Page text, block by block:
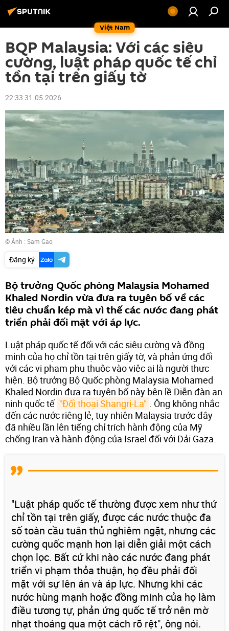
Việt Nam
BQP Malaysia: Với các siêu
cường, luật pháp quốc tế chỉ
tồn tại trên giấy tờ
22:33 31.05.2026
© Ảnh : Sam Gao
Đăng ký
Bộ trưởng Quốc phòng Malaysia Mohamed
Khaled Nordin vừa đưa ra tuyên bố về các
tiêu chuẩn kép mà vì thế các nước đang phát
triển phải đối mặt với áp lực.
Luật pháp quốc tế đối với các siêu cường và đồng
minh của họ chỉ tồn tại trên giấy tờ, và phản ứng đối
với các vi phạm phụ thuộc vào việc ai là người thực
hiện. Bộ trưởng Bộ Quốc phòng Malaysia Mohamed
Khaled Nordin đưa ra tuyên bố này bên lề Diễn đàn an
ninh quốc tế "Đối thoại Shangri-La"
. Ông không nhắc
đến các nước riêng lẻ, tuy nhiên Malaysia trước đây
đã nhiều lần lên tiếng chỉ trích hành động của Mỹ
chống Iran và hành động của Israel đối với Dải Gaza.
"Luật pháp quốc tế thường được xem như thứ
chỉ tồn tại trên giấy, được các nước thuộc đa
số toàn cầu tuân thủ nghiêm ngặt, nhưng các
cường quốc mạnh hơn lại diễn giải một cách
chọn lọc. Bất cứ khi nào các nước đang phát
triển vi phạm thỏa thuận, họ đều phải đối
mặt với sự lên án và áp lực. Nhưng khi các
nước hùng mạnh hoặc đồng minh của họ làm
điều tương tự, phản ứng quốc tế trở nên mờ
nhạt thoáng qua một cách rõ rệt", ông nói.